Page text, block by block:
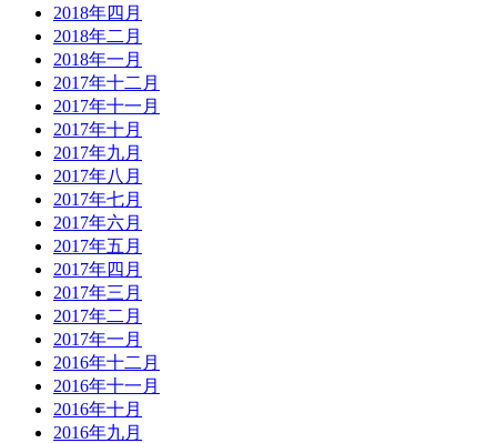
2018年四月
2018年二月
2018年一月
2017年十二月
2017年十一月
2017年十月
2017年九月
2017年八月
2017年七月
2017年六月
2017年五月
2017年四月
2017年三月
2017年二月
2017年一月
2016年十二月
2016年十一月
2016年十月
2016年九月